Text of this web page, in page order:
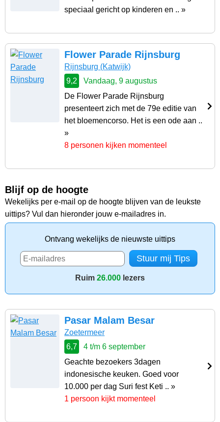
speciaal gericht op kinderen en .. »
Flower Parade Rijnsburg
Rijnsburg (Katwijk)
9,2
Vandaag, 9 augustus
De Flower Parade Rijnsburg
presenteert zich met de 79e editie van
het bloemencorso. Het is een ode aan ..
»
8 personen kijken momenteel
Blijf op de hoogte
Wekelijks per e-mail op de hoogte blijven van de leukste
uittips? Vul dan hieronder jouw e-mailadres in.
Ontvang wekelijks de nieuwste uittips
Ruim 26.000 lezers
Pasar Malam Besar
Zoetermeer
6,7
4 t/m 6 september
Geachte bezoekers 3dagen
indonesische keuken. Goed voor
10.000 per dag Suri fest Keti .. »
1 persoon kijkt momenteel